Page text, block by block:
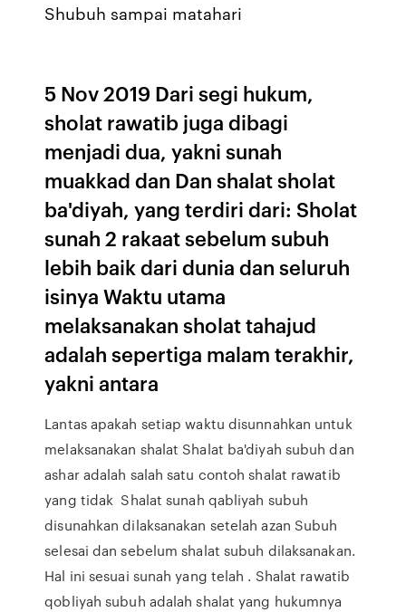
Shubuh sampai matahari
5 Nov 2019 Dari segi hukum,
sholat rawatib juga dibagi
menjadi dua, yakni sunah
muakkad dan Dan shalat sholat
ba'diyah, yang terdiri dari: Sholat
sunah 2 rakaat sebelum subuh
lebih baik dari dunia dan seluruh
isinya Waktu utama
melaksanakan sholat tahajud
adalah sepertiga malam terakhir,
yakni antara
Lantas apakah setiap waktu disunnahkan untuk
melaksanakan shalat Shalat ba'diyah subuh dan
ashar adalah salah satu contoh shalat rawatib
yang tidak Shalat sunah qabliyah subuh
disunahkan dilaksanakan setelah azan Subuh
selesai dan sebelum shalat subuh dilaksanakan.
Hal ini sesuai sunah yang telah . Shalat rawatib
qobliyah subuh adalah shalat yang hukumnya